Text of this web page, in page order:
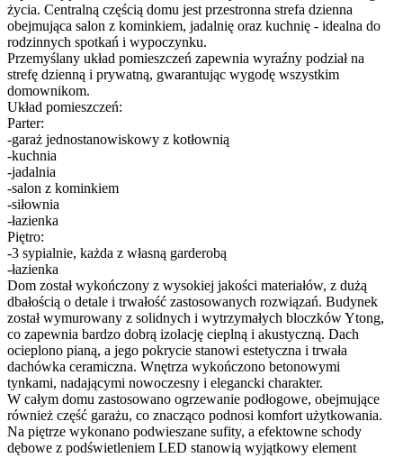
życia. Centralną częścią domu jest przestronna strefa dzienna
obejmująca salon z kominkiem, jadalnię oraz kuchnię - idealna do
rodzinnych spotkań i wypoczynku.
Przemyślany układ pomieszczeń zapewnia wyraźny podział na
strefę dzienną i prywatną, gwarantując wygodę wszystkim
domownikom.
Układ pomieszczeń:
Parter:
-garaż jednostanowiskowy z kotłownią
-kuchnia
-jadalnia
-salon z kominkiem
-siłownia
-łazienka
Piętro:
-3 sypialnie, każda z własną garderobą
-łazienka
Dom został wykończony z wysokiej jakości materiałów, z dużą
dbałością o detale i trwałość zastosowanych rozwiązań. Budynek
został wymurowany z solidnych i wytrzymałych bloczków Ytong,
co zapewnia bardzo dobrą izolację cieplną i akustyczną. Dach
ocieplono pianą, a jego pokrycie stanowi estetyczna i trwała
dachówka ceramiczna. Wnętrza wykończono betonowymi
tynkami, nadającymi nowoczesny i elegancki charakter.
W całym domu zastosowano ogrzewanie podłogowe, obejmujące
również część garażu, co znacząco podnosi komfort użytkowania.
Na piętrze wykonano podwieszane sufity, a efektowne schody
dębowe z podświetleniem LED stanowią wyjątkowy element